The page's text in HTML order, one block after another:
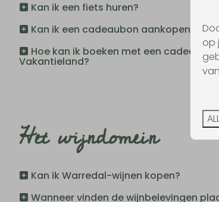
Kan ik een fiets huren?
Kan ik een cadeaubon aankopen?
Hoe kan ik boeken met een
Vakantieland?
Het wijndomein
Kan ik Warredal-wijnen kopen?
Wanneer vinden de wijnbelevingen
op